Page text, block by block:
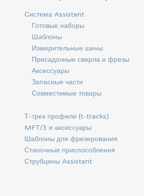
Система Assistent
Готовые наборы
Шаблоны
Измерительные шины
Присадочные сверла и фрезы
Аксессуары
Запасные части
Совместимые товары
Т-трек профили (t-tracks)
MFT/3 и аксессуары
Шаблоны для фрезерования
Станочные приспособления
Струбцины Assistent